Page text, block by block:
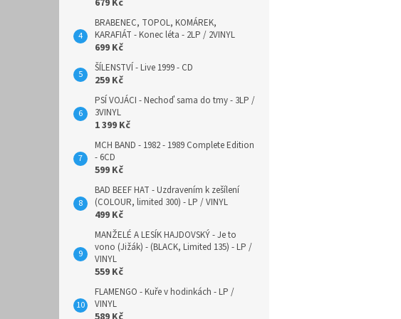
679 Kč
BRABENEC, TOPOL, KOMÁREK,
KARAFIÁT - Konec léta - 2LP / 2VINYL
699 Kč
ŠÍLENSTVÍ - Live 1999 - CD
259 Kč
PSÍ VOJÁCI - Nechoď sama do tmy - 3LP /
3VINYL
1 399 Kč
MCH BAND - 1982 - 1989 Complete Edition
- 6CD
599 Kč
BAD BEEF HAT - Uzdravením k zešílení
(COLOUR, limited 300) - LP / VINYL
499 Kč
MANŽELÉ A LESÍK HAJDOVSKÝ - Je to
vono (Jižák) - (BLACK, Limited 135) - LP /
VINYL
559 Kč
FLAMENGO - Kuře v hodinkách - LP /
VINYL